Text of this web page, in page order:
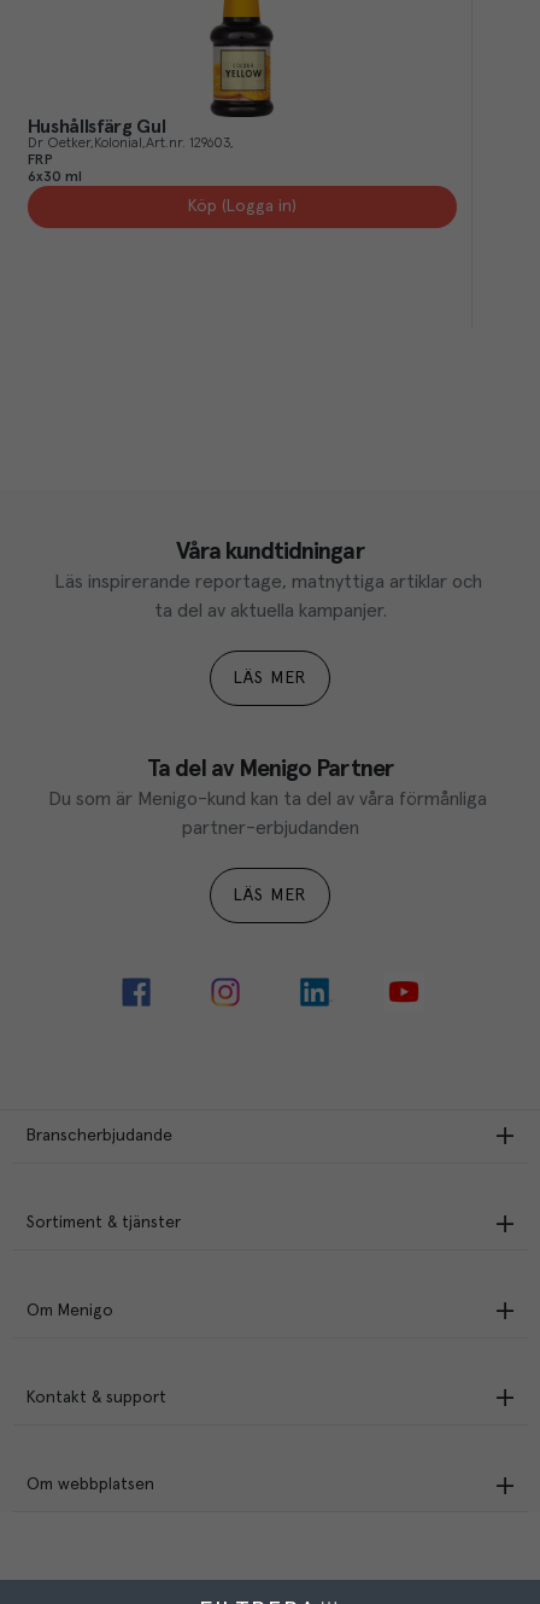
Hushållsfärg Gul
Dr Oetker Kolonial Art.nr. 129603
FRP
6x30 ml
Köp (Logga in)
Våra kundtidningar
Läs inspirerande reportage, matnyttiga artiklar och
ta del av aktuella kampanjer.
LÄS MER
Ta del av Menigo Partner
Du som är Menigo-kund kan ta del av våra förmånliga
partner-erbjudanden
LÄS MER
Branscherbjudande
Sortiment & tjänster
Om Menigo
Kontakt & support
Om webbplatsen